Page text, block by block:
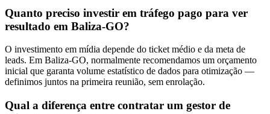
Quanto preciso investir em tráfego pago para ver
resultado em Baliza-GO?
O investimento em mídia depende do ticket médio e da meta de
leads. Em Baliza-GO, normalmente recomendamos um orçamento
inicial que garanta volume estatístico de dados para otimização —
definimos juntos na primeira reunião, sem enrolação.
Qual a diferença entre contratar um gestor de